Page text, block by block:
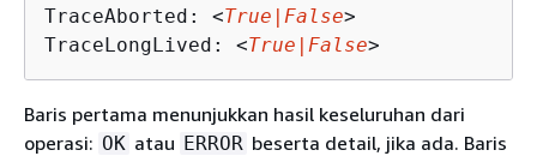
TraceAborted: <True|False>
TraceLongLived: <True|False>
Baris pertama menunjukkan hasil keseluruhan dari
operasi: OK atau ERROR beserta detail, jika ada. Baris